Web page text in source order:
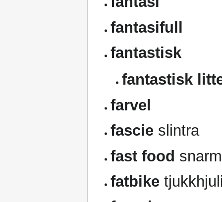
fantasifull
fantastisk
fantastisk
farvel
fascie slintra
fast food
fatbike